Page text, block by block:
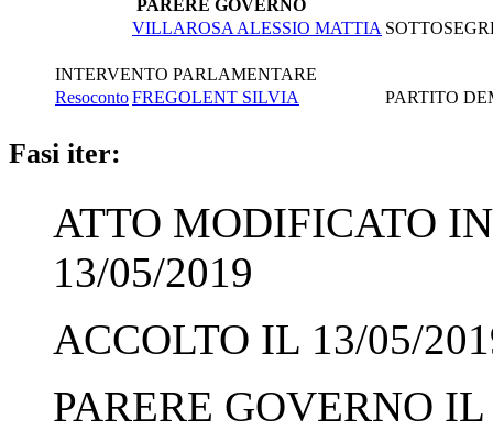
PARERE GOVERNO
VILLAROSA ALESSIO MATTIA
INTERVENTO PARLAMENTARE
ResocontoFREGOLENT SILVIA PARTITO
Fasi iter:
ATTO MODIFICATO
13/05/2019
ACCOLTO IL 13/05/
PARERE GOVERNO